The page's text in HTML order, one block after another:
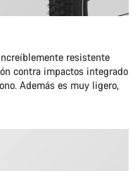
resistente
contra impactos integrado
Además es muy ligero,